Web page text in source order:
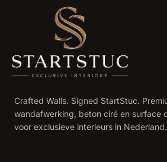
Crafted Walls. Signed StartStuc.
wandafwerking, beton ciré en surface
voor exclusieve interieurs in Nederland.